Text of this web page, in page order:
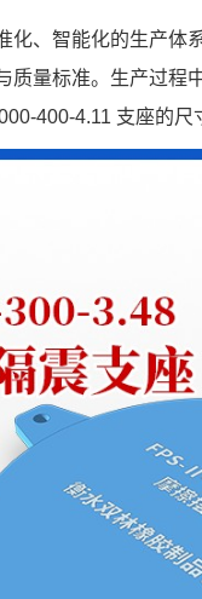
化、智能化的生产体
质量标准。生产过程
400-4.11 支座的